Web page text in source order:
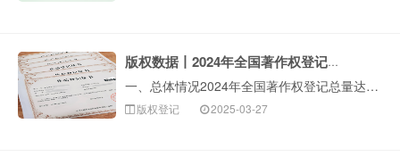
版权数据丨2024年全国著作权登记总量超1063万件
一、总体情况2024年全国著作权登记总量达10630610件，同比增长19.13%。二、作品著作权登记情况根据各省、自治区、直辖市版权局和中国版权保护···
版权登记 2025-03-27